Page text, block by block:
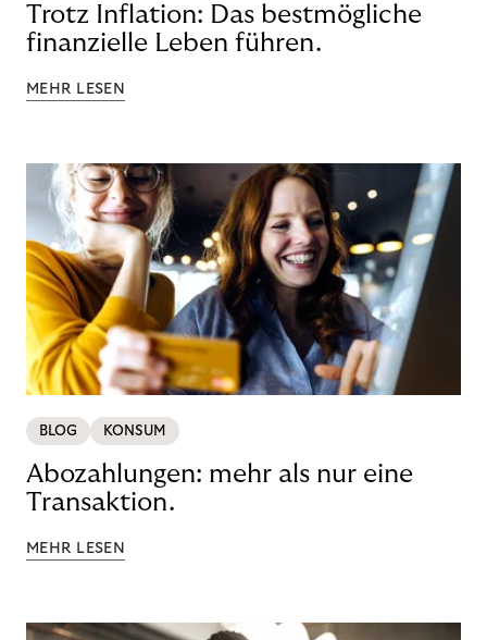
Trotz Inflation: Das bestmögliche
finanzielle Leben führen.
MEHR LESEN
BLOG KONSUM
Abozahlungen: mehr als nur eine
Transaktion.
MEHR LESEN